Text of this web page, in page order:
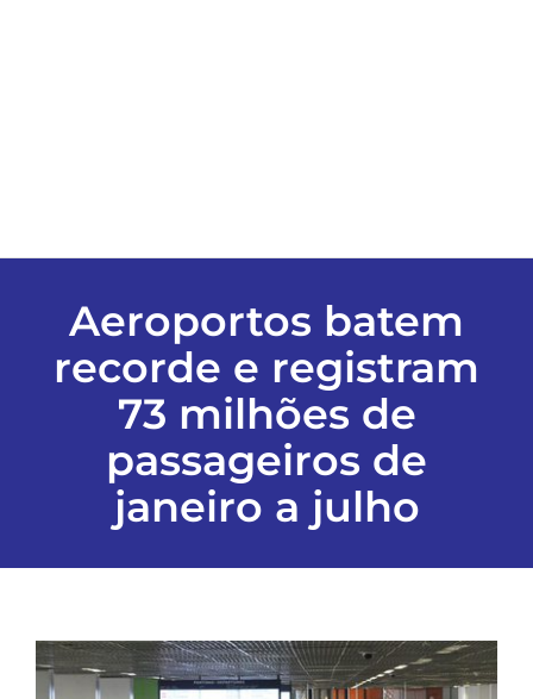
EDIÇÕES EM PDF
Aeroportos batem
recorde e registram
73 milhões de
passageiros de
janeiro a julho